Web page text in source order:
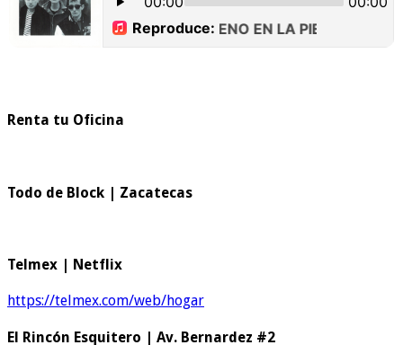
Renta tu Oficina
Todo de Block | Zacatecas
Telmex | Netflix
https://telmex.com/web/hogar
El Rincón Esquitero | Av. Bernardez #2